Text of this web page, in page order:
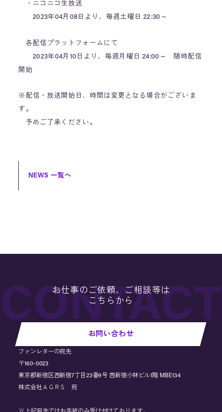
・ニコニコ生放送
2023年04月08日より、毎週土曜日 22:30～
各配信プラットフォームにて
2023年04月10日より、毎週月曜日 24:00～ 随時配信
開始
※配信・放送開始日、時間は変更となる場合がございま
す。
予めご了承ください。
NEWS 一覧へ
お仕事のご依頼、ご相談等は
こちらから
お問い合わせ
ファンレターの宛先
〒160-0023
東京都新宿区西新宿7丁目23番9号 西新宿小林ビル1階 MBE134
株式会社ＡＧＲＳ 宛